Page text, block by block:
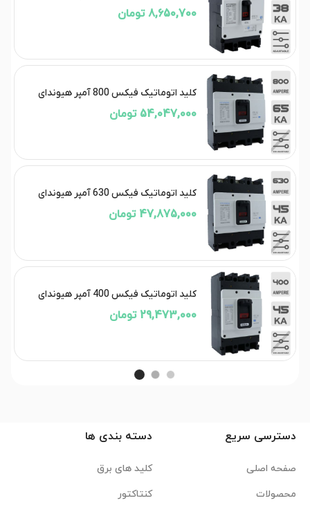
8,650,700 تومان
کلید اتوماتیک فیکس 800 آمپر هیوندای
54,047,000 تومان
کلید اتوماتیک فیکس 630 آمپر هیوندای
47,875,000 تومان
کلید اتوماتیک فیکس 400 آمپر هیوندای
29,473,000 تومان
دسترسی سریع
صفحه اصلی
محصولات
دسته بندی ها
کلید های برق
کنتاکتور